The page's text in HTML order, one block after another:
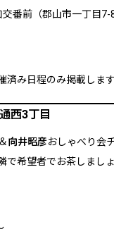
番前（郡山市一丁目7-8
済み日程のみ掲載します
西3丁目
向井昭彦おしゃべり会
で希望者でお茶しまし